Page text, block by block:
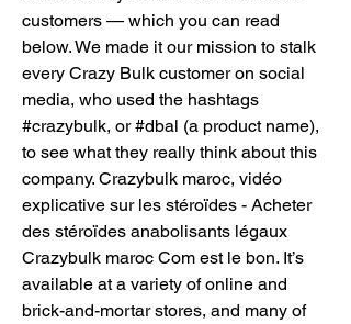
customers — which you can read
below. We made it our mission to stalk
every Crazy Bulk customer on social
media, who used the hashtags
#crazybulk, or #dbal (a product name),
to see what they really think about this
company. Crazybulk maroc, vidéo
explicative sur les stéroïdes - Acheter
des stéroïdes anabolisants légaux
Crazybulk maroc Com est le bon. It’s
available at a variety of online and
brick-and-mortar stores, and many of